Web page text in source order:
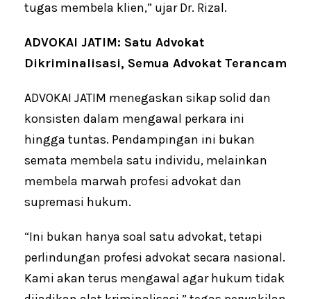
tugas membela klien,” ujar Dr. Rizal.
ADVOKAI JATIM: Satu Advokat
Dikriminalisasi, Semua Advokat Terancam
ADVOKAI JATIM menegaskan sikap solid dan
konsisten dalam mengawal perkara ini
hingga tuntas. Pendampingan ini bukan
semata membela satu individu, melainkan
membela marwah profesi advokat dan
supremasi hukum.
“Ini bukan hanya soal satu advokat, tetapi
perlindungan profesi advokat secara nasional.
Kami akan terus mengawal agar hukum tidak